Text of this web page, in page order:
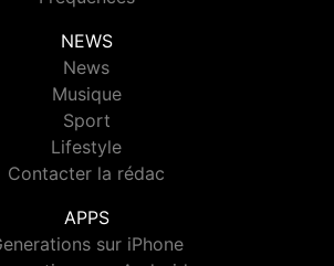
NEWS
News
Musique
Sport
Lifestyle
Contacter la rédac
APPS
sur iPhone